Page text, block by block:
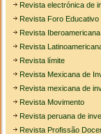
Revista electrónica de
Revista Foro Educativo
Revista
Revista
Revista límite
Revista Mexicana de
Revista mexicana de
Revista Movimento
Revista peruana de
Revista Profissão